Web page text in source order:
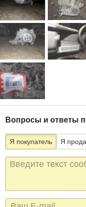
Вопросы и ответы
Я покупатель Я
Текст
сообщения
E-